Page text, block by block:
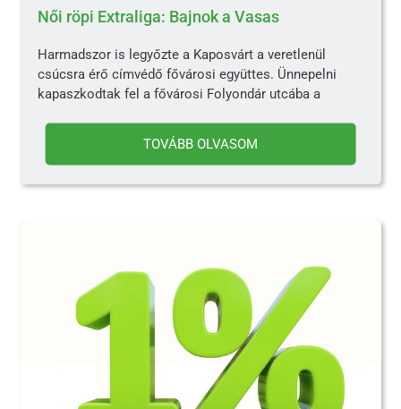
Női röpi Extraliga: Bajnok a Vasas
Harmadszor is legyőzte a Kaposvárt a veretlenül
csúcsra érő címvédő fővárosi együttes. Ünnepelni
kapaszkodtak fel a fővárosi Folyondár utcába a
TOVÁBB OLVASOM